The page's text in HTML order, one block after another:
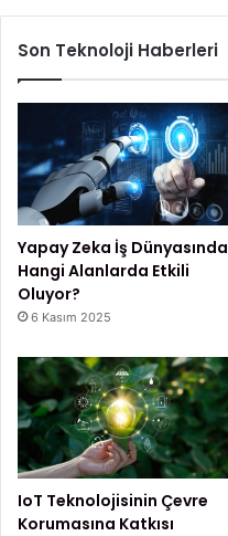
Son Teknoloji Haberleri
Yapay Zeka İş Dünyasında
Hangi Alanlarda Etkili
Oluyor?
6 Kasım 2025
IoT Teknolojisinin Çevre
Korumasına Katkısı